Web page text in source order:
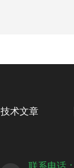
技术文章
联系电话：